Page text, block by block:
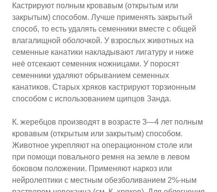
Кастрируют полным кровавым (открытым или
закрытым) способом. Лучше применять закрытый
способ, то есть удалять семенники вместе с общей
влагалищной оболочкой. У взрослых животных на
семенные канатики накладывают лигатуру и ниже
неё отсекают семенник ножницами. У поросят
семенники удаляют обрыванием семенных
канатиков. Старых хряков кастрируют торзионным
способом с использованием щипцов Занда.
К. жеребцов производят в возрасте 3—4 лет полным
кровавым (открытым или закрытым) способом.
Животное укрепляют на операционном столе или
при помощи повального ремня на земле в левом
боковом положении. Применяют наркоз или
нейролептики с местным обезболиванием 2%-ным